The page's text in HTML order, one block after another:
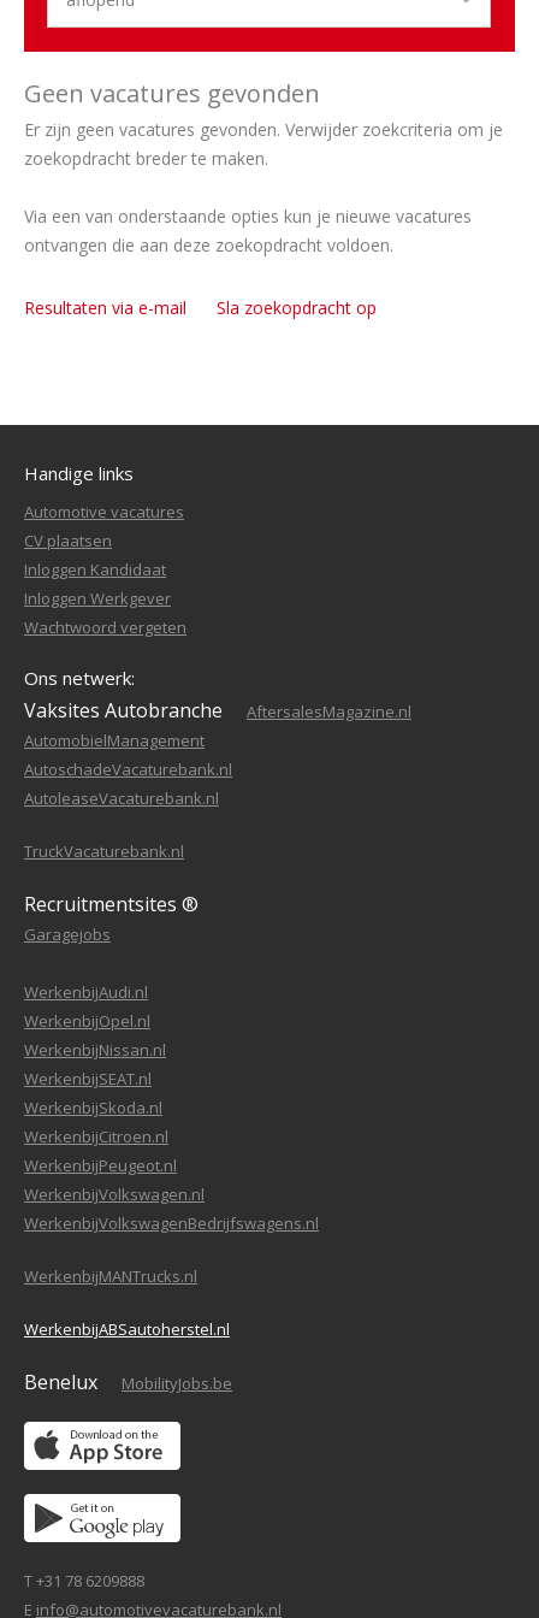
Geen vacatures gevonden
Er zijn geen vacatures gevonden. Verwijder zoekcriteria om je
zoekopdracht breder te maken.
Via een van onderstaande opties kun je nieuwe vacatures
ontvangen die aan deze zoekopdracht voldoen.
Resultaten via e-mail Sla zoekopdracht op
Handige links
Automotive vacatures
CV plaatsen
Inloggen Kandidaat
Inloggen Werkgever
Wachtwoord vergeten
Ons netwerk:
Vaksites Autobranche
AftersalesMagazine.nl
AutomobielManagement
AutoschadeVacaturebank.nl
AutoleaseVacaturebank.nl
TruckVacaturebank.nl
Recruitmentsites ®
Garagejobs
WerkenbijAudi.nl
WerkenbijOpel.nl
WerkenbijNissan.nl
WerkenbijSEAT.nl
WerkenbijSkoda.nl
WerkenbijCitroen.nl
WerkenbijPeugeot.nl
WerkenbijVolkswagen.nl
WerkenbijVolkswagenBedrijfswagens.nl
WerkenbijMANTrucks.nl
WerkenbijABSautoherstel.nl
Benelux MobilityJobs.be
T +31 78 6209888
E info@automotivevacaturebank.nl